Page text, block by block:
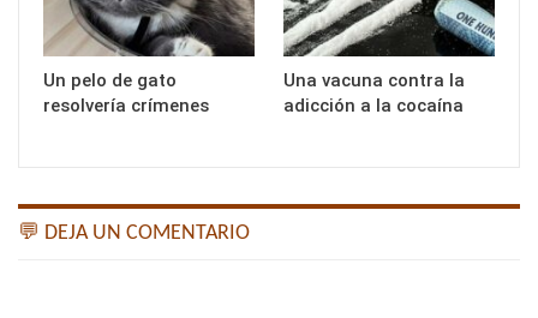
Un pelo de gato
resolvería crímenes
Una vacuna contra la
adicción a la cocaína
💬 DEJA UN COMENTARIO